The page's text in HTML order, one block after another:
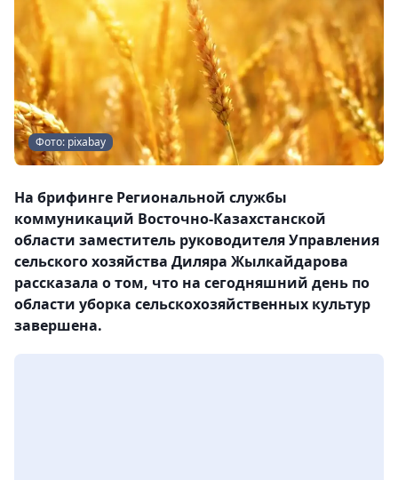
Фото: pixabay
На брифинге Региональной службы
коммуникаций Восточно-Казахстанской
области заместитель руководителя Управления
сельского хозяйства Диляра Жылкайдарова
рассказала о том, что на сегодняшний день по
области уборка сельскохозяйственных культур
завершена.